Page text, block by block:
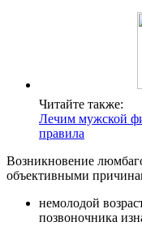
Читайте также:
Лечим мужской
правила
Возникновение
объективными
немолодой
позвоночника